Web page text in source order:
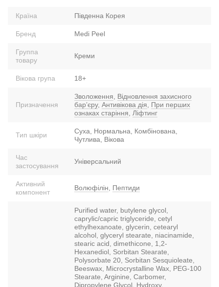
Країна Південна Корея
Бренд Medi Peel
Группа
товару
Креми
Вікова група 18+
Призначення
Зволоження
Відновлення захисного
барʼєру, Антивікова дія
При перших
ознаках старіння
Ліфтинг
Тип шкіри
Суха, Нормальна, Комбінована,
Чутлива, Вікова
Час
застосування
Універсальний
Активний
компонент
Волюфілін Пептиди
Purified water, butylene glycol,
caprylic/capric triglyceride, cetyl
ethylhexanoate, glycerin, cetearyl
alcohol, glyceryl stearate, niacinamide,
stearic acid, dimethicone, 1,2-
Hexanediol, Sorbitan Stearate,
Polysorbate 20, Sorbitan Sesquioleate,
Beeswax, Microcrystalline Wax, PEG-100
Stearate, Arginine, Carbomer,
Dipropylene Glycol, Hydroxy.